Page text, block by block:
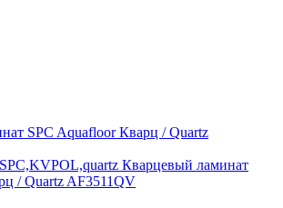
Кварцевый ламинат
/ Quartz AF3511QV